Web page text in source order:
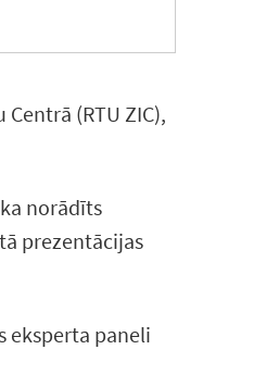
(RTU ZIC),
norādīts
prezentācijas
eksperta paneli